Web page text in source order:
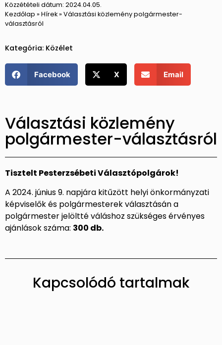
Közzétételi dátum: 2024.04.05.
Kezdőlap » Hírek» Választási közlemény polgármester-
választásról
Kategória: Közélet
Facebook X Email
Választási közlemény
polgármester-választásról
Tisztelt Pesterzsébeti Választópolgárok!
A 2024. június 9. napjára kitűzött helyi önkormányzati
képviselők és polgármesterek választásán a
polgármester jelöltté váláshoz szükséges érvényes
ajánlások száma: 300 db.
Kapcsolódó tartalmak